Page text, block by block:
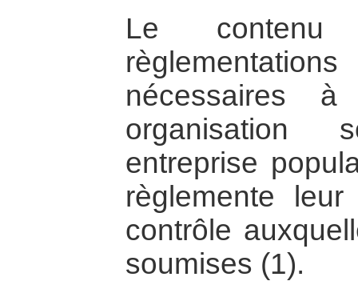
Le
nécessaires
organisation
entreprise
règlemente
contrôle
soumises (1).